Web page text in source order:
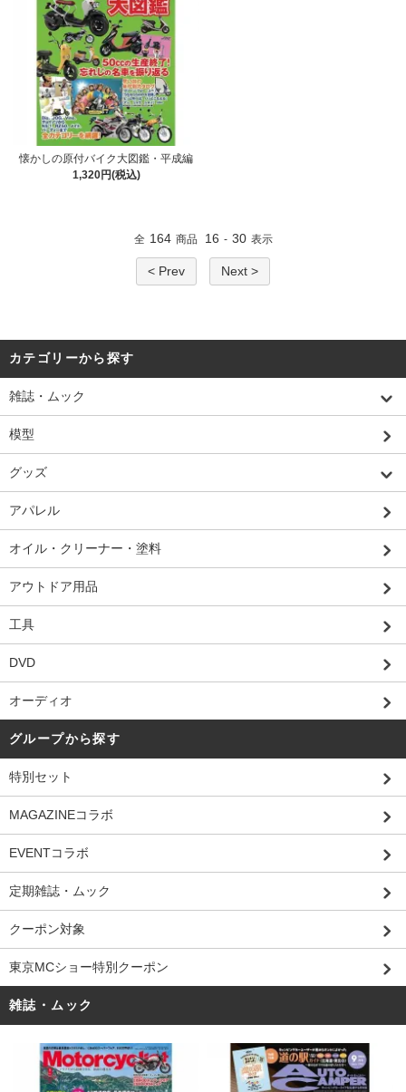
懐かしの原付バイク大図鑑・平成編
1,320円(税込)
全 164 商品 16 - 30 表示
< Prev Next >
カテゴリーから探す
雑誌・ムック
模型
グッズ
アパレル
オイル・クリーナー・塗料
アウトドア用品
工具
DVD
オーディオ
グループから探す
特別セット
MAGAZINEコラボ
EVENTコラボ
定期雑誌・ムック
クーポン対象
東京MCショー特別クーポン
雑誌・ムック